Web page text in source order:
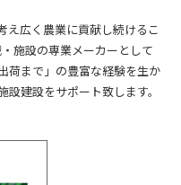
え広く農業に貢献し続けるこ
施設の専業メーカーとして
荷まで」の豊富な経験を生か
建設をサポート致します。